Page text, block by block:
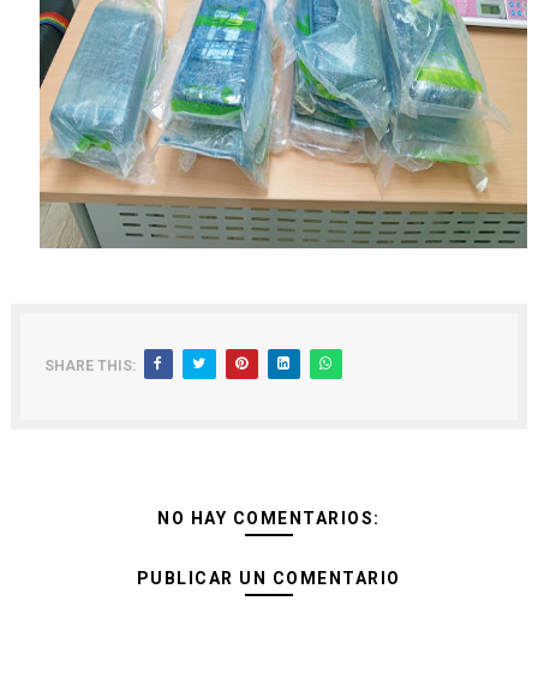
SHARE THIS:
NO HAY COMENTARIOS:
PUBLICAR UN COMENTARIO